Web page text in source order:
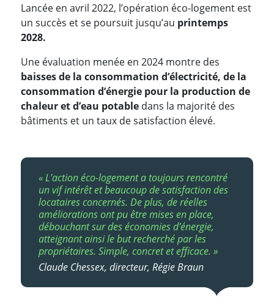
Lancée en avril 2022, l’opération éco-logement est
un succès et se poursuit jusqu’au printemps
2028.
Une évaluation menée en 2024 montre des
baisses de la consommation d’électricité, de la
consommation d’énergie pour la production de
chaleur et d’eau potable dans la majorité des
bâtiments et un taux de satisfaction élevé.
« L’action éco-logement a toujours rencontré
un vif intérêt et beaucoup de satisfaction des
locataires concernés. De plus, de réelles
améliorations ont pu être mises en place,
débouchant sur des économies d’énergie,
atteignant ainsi le but recherché par les
propriétaires. Simple, concret et efficace. »
Claude Chessex, directeur, Régie Braun